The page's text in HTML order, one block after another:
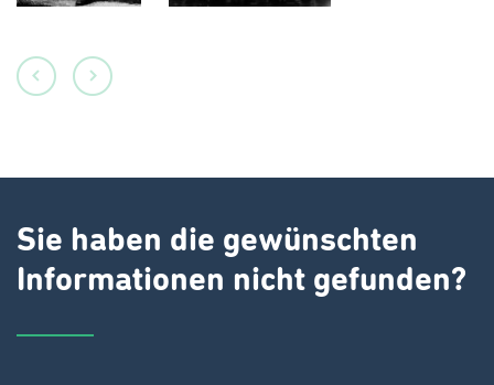
Sie haben die gewünschten
Informationen nicht gefunden?